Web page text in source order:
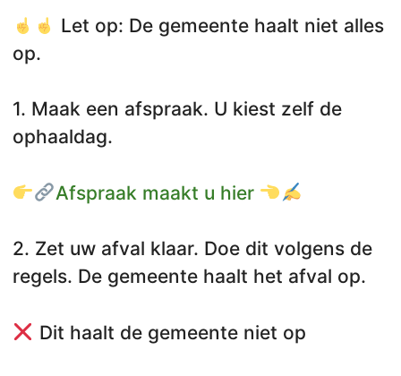
Let op: De gemeente haalt niet alles
op.
1. Maak een afspraak. U kiest zelf de
ophaaldag.
Afspraak maakt u hier
2. Zet uw afval klaar. Doe dit volgens de
regels. De gemeente haalt het afval op.
Dit haalt de gemeente niet op